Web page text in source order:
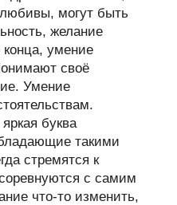
могут быть
желание
умение
своё
Умение
буква
такими
стремятся к
с самим
что-то изменить,